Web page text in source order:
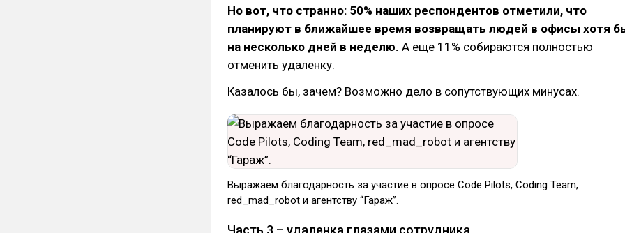
Но вот, что странно: 50% наших респондентов отметили, что
планируют в ближайшее время возвращать людей в офисы хотя
на несколько дней в неделю. А еще 11% собираются полностью
отменить удаленку.
Казалось бы, зачем? Возможно дело в сопутствующих минусах.
Выражаем благодарность за участие в опросе Code Pilots, Coding Team,
red_mad_robot и агентству “Гараж”.
Часть 3 – удаленка глазами сотрудника